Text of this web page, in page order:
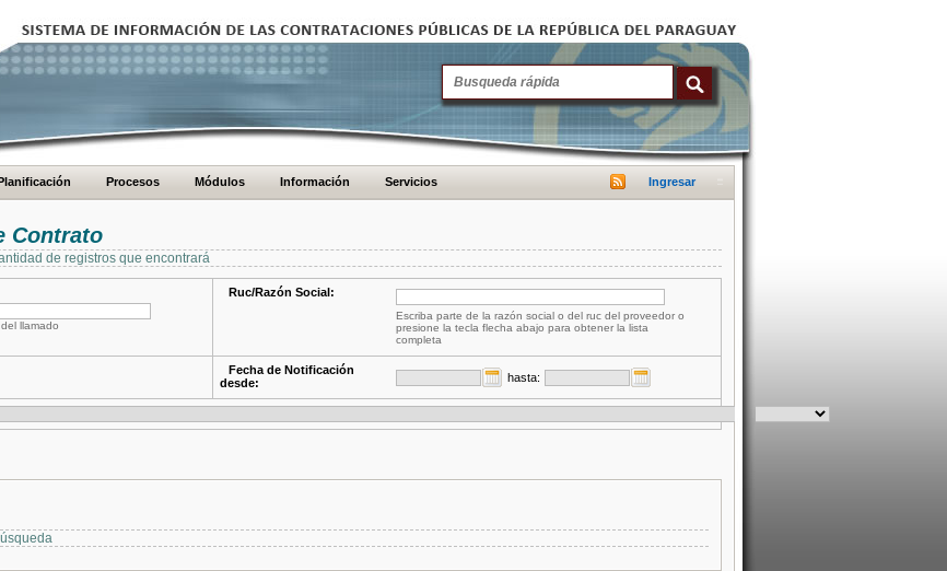
Procesos Módulos Información Servicios Ingresar
Contrato
de registros que encontrará
llamado
Ruc/Razón Social:
Escriba parte de la razón social o del ruc del proveedor o
presione la tecla flecha abajo para obtener la lista
completa
Fecha de Notificación
desde:
hasta: